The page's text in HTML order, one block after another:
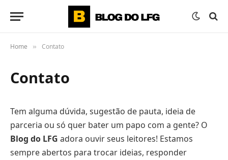
Home » Contato
Contato
Tem alguma dúvida, sugestão de pauta, ideia de
parceria ou só quer bater um papo com a gente? O
Blog do LFG adora ouvir seus leitores! Estamos
sempre abertos para trocar ideias, responder